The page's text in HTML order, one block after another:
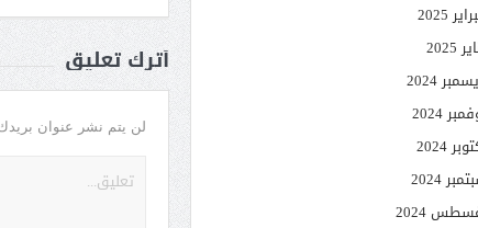
أترك تعليق
لن يتم نشر عنوان بريدك
2025
2025
2024
2024
2024
2024
2024